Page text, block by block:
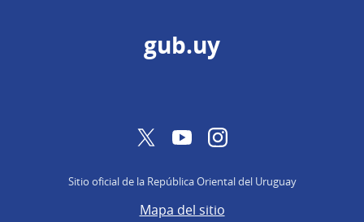
gub.uy
TwitterYouTubeInstagram
Sitio oficial de la República Oriental del Uruguay
Mapa del sitio